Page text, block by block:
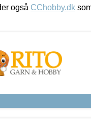
også CChobby.dk